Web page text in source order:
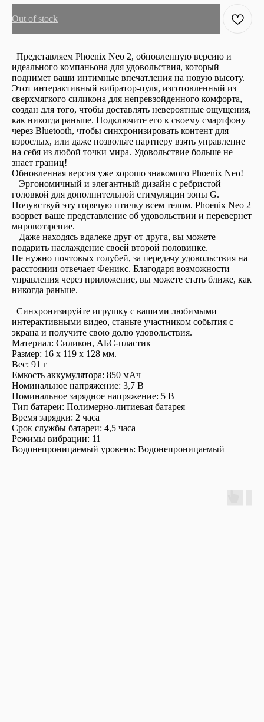
Out of stock
Представляем Phoenix Neo 2, обновленную версию и
идеального компаньона для удовольствия, который
поднимет ваши интимные впечатления на новую высоту.
Этот интерактивный вибратор-пуля, изготовленный из
сверхмягкого силикона для непревзойденного комфорта,
создан для того, чтобы доставлять невероятные ощущения,
как никогда раньше. Подключите его к своему смартфону
через Bluetooth, чтобы синхронизировать контент для
взрослых, или даже позвольте партнеру взять управление
на себя из любой точки мира. Удовольствие больше не
знает границ!
Обновленная версия уже хорошо знакомого Phoenix Neo!
Эргономичный и элегантный дизайн с ребристой
головкой для дополнительной стимуляции зоны G.
Почувствуй эту горячую птичку всем телом. Phoenix Neo 2
взорвет ваше представление об удовольствии и перевернет
мировоззрение.
Даже находясь вдалеке друг от друга, вы можете
подарить наслаждение своей второй половинке.
Не нужно почтовых голубей, за передачу удовольствия на
расстоянии отвечает Феникс. Благодаря возможности
управления через приложение, вы можете стать ближе, как
никогда раньше.
Синхронизируйте игрушку с вашими любимыми
интерактивными видео, станьте участником события с
экрана и получите свою долю удовольствия.
Материал: Силикон, АБС-пластик
Размер: 16 х 119 х 128 мм.
Вес: 91 г
Емкость аккумулятора: 850 мАч
Номинальное напряжение: 3,7 В
Номинальное зарядное напряжение: 5 В
Тип батареи: Полимерно-литиевая батарея
Время зарядки: 2 часа
Срок службы батареи: 4,5 часа
Режимы вибрации: 11
Водонепроницаемый уровень: Водонепроницаемый